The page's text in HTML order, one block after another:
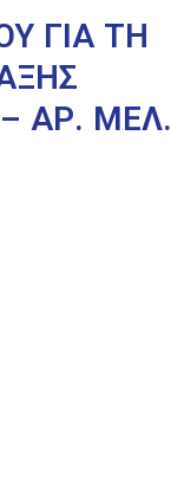
ΓΙΑ ΤΗ
ΑΡ. ΜΕΛ.